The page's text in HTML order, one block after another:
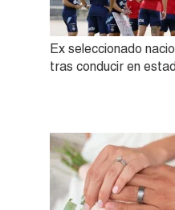
Ex seleccionado
tras conducir en